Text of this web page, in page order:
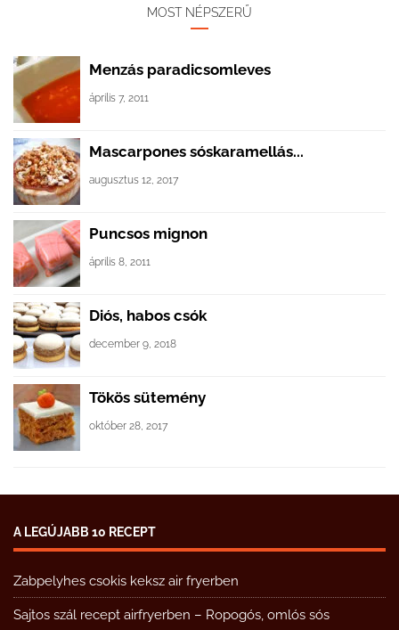
MOST NÉPSZERŰ
Menzás paradicsomleves
április 7, 2011
Mascarpones sóskaramellás...
augusztus 12, 2017
Puncsos mignon
április 8, 2011
Diós, habos csók
december 9, 2018
Tökös sütemény
október 28, 2017
A LEGÚJABB 10 RECEPT
Zabpelyhes csokis keksz air fryerben
Sajtos szál recept airfryerben – Ropogós, omlós sós